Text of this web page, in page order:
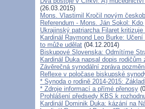
(26.03.2015)
Mons. Vlastimil Kročil novým
Referendum - Mons. Ján Sokol:
Ukrajinský patriarcha Filaret
Kardinál Raymond Leo Burke:
to může udělat (04.12.2014)
Biskupové Slovenska: Odmítíme
Kardinál Duka napsal dopis rodičům
Závěrečná synodální zpráva
Reflexe v poločase biskupské
* Synoda o rodině 2014-2015:
* Zdroje informací a přímé přenosy
Prohlášení předsedy KBS k
Kardinál Dominik Duka: kázání na